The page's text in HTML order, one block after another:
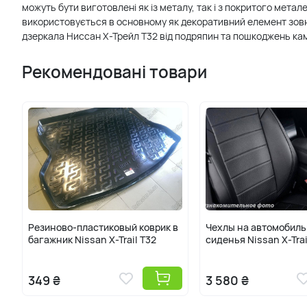
можуть бути виготовлені як із металу, так і з покритого
використовується в основному як декоративний елемент
дзеркала Ниссан Х-Трейл Т32 від подряпин та пошкоджень
Рекомендовані товари
Резиново-пластиковый коврик в
багажник Nissan X-Trail T32
349 ₴
Чехлы на
сиденья Nissan X-
3 580 ₴